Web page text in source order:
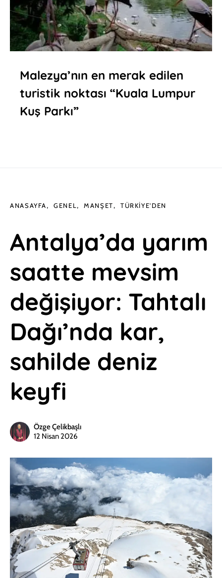
Malezya’nın en merak edilen
turistik noktası “Kuala Lumpur
Kuş Parkı”
ANASAYFA GENEL MANŞET TÜRKIYE'DEN
Antalya’da yarım
saatte mevsim
değişiyor: Tahtalı
Dağı’nda kar,
sahilde deniz
keyfi
Özge Çelikbaşlı
12 Nisan 2026